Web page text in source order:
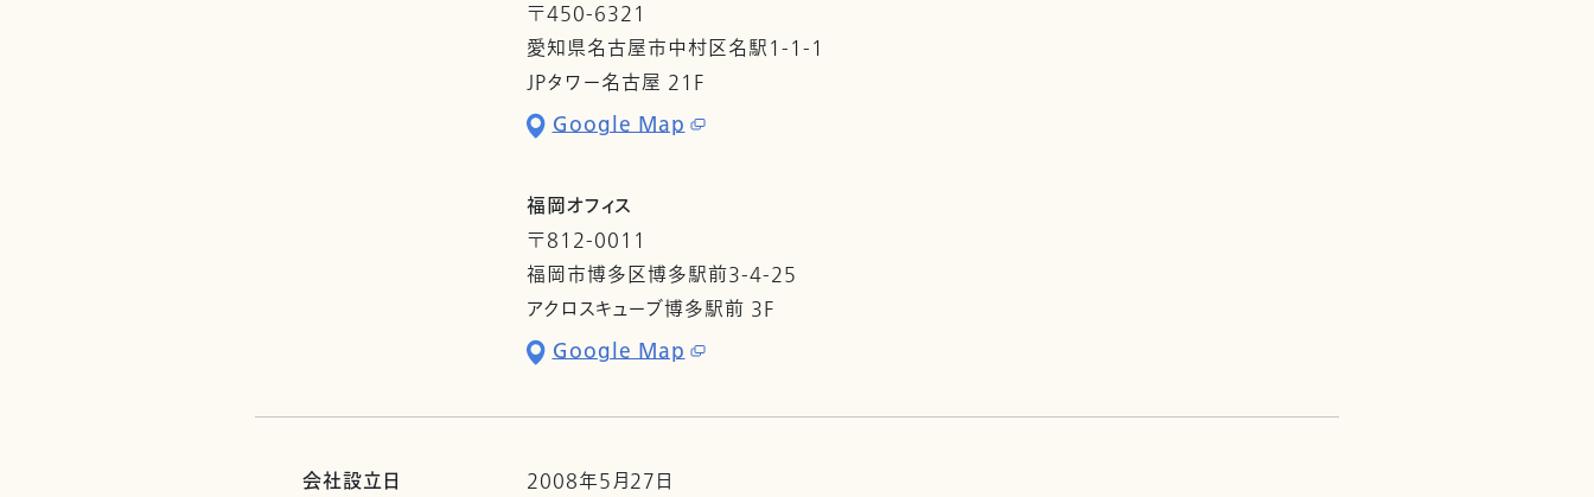
〒450-6321
愛知県名古屋市中村区名駅1-1-1
JPタワー名古屋 21F
Google Map
福岡オフィス
〒812-0011
福岡市博多区博多駅前3-4-25
アクロスキューブ博多駅前 3F
Google Map
会社設立日 2008年5月27日